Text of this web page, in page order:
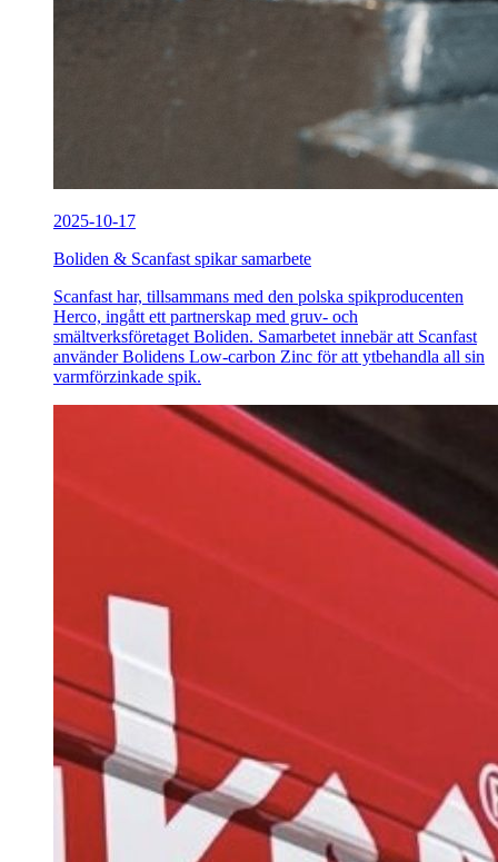
2025-10-17
Boliden & Scanfast spikar samarbete
Scanfast har, tillsammans med den polska spikproducenten
Herco, ingått ett partnerskap med gruv- och
smältverksföretaget Boliden. Samarbetet innebär att Scanfast
använder Bolidens Low-carbon Zinc för att ytbehandla all sin
varmförzinkade spik.